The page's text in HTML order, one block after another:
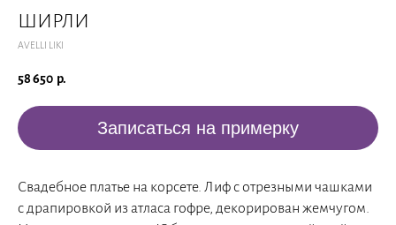
ШИРЛИ
AVELLI LIKI
58 650 р.
Записаться на примерку
Свадебное платье на корсете. Лиф с отрезными чашками
с драпировкой из атласа гофре, декорирован жемчугом.